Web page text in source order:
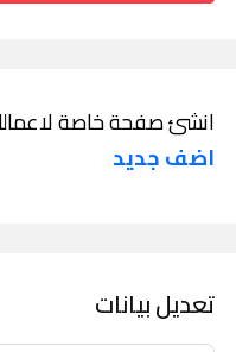
انشئ صفحة خاصة لاعمالك
اضف جديد
تعديل بيانات